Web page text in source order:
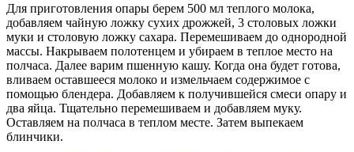
Для приготовления опары берем 500 мл теплого молока,
добавляем чайную ложку сухих дрожжей, 3 столовых ложки
муки и столовую ложку сахара. Перемешиваем до однородной
массы. Накрываем полотенцем и убираем в теплое место на
полчаса. Далее варим пшенную кашу. Когда она будет готова,
вливаем оставшееся молоко и измельчаем содержимое с
помощью блендера. Добавляем к получившейся смеси опару и
два яйца. Тщательно перемешиваем и добавляем муку.
Оставляем на полчаса в теплом месте. Затем выпекаем
блинчики.